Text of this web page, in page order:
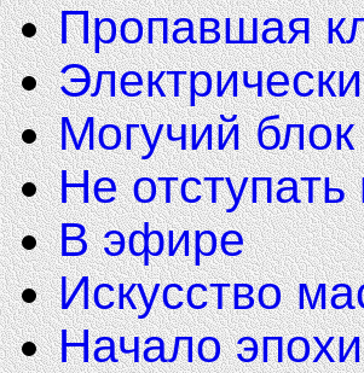
Пропавшая
Могучий
Не
В эфире
Искусство
Начало